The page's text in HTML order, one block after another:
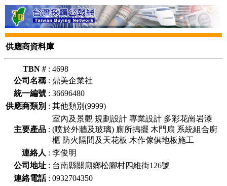
供應商資料庫
TBN # : 4698
公司名稱: 鼎美企業社
統一編號 : 36696480
供應商類別 : 其他類別(9999)
主要產品 :
室內及景觀 規劃設計 專業設計 多彩花崗岩漆
(喷於外牆及玻璃) 廁所搗擺 木門扇 系統組合廚
櫃 防火隔間及天花板 木作傢俱地板施工
連絡人 : 李俊明
公司地址 : 台南縣關廟鄉松腳村四維街126號
連絡電話: 0932704350